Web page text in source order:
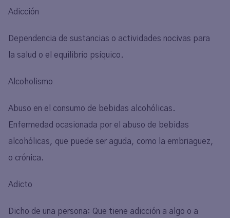
Adicción
Dependencia de sustancias o actividades nocivas para
la salud o el equilibrio psíquico.
Alcoholismo
Abuso en el consumo de bebidas alcohólicas.
Enfermedad ocasionada por el abuso de bebidas
alcohólicas, que puede ser aguda, como la embriaguez,
o crónica.
Adicto
Dicho de una persona: Que tiene adicción a algo o a